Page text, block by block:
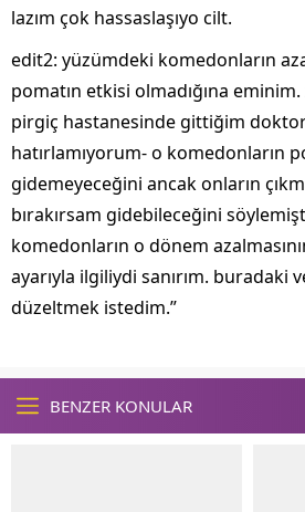
lazım çok hassaslaşıyo cilt.
edit2: yüzümdeki komedonların
pomatın etkisi olmadığına
pirgiç hastanesinde gittiğim doktor
hatırlamıyorum- o komedonların
gidemeyeceğini ancak onların
bırakırsam gidebileceğini
komedonların o dönem
ayarıyla ilgiliydi sanırım. buradaki
düzeltmek istedim.”
BENZER KONULAR